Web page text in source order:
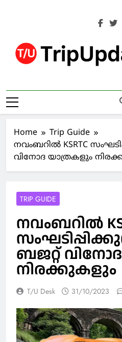
Trip Updates
Home
Trip Guide
നവംബറിൽ KSRTC
വിനോദ യാത്രകളും
TRIP GUIDE
നവംബറിൽ
ബജറ്റ്
നിരക്കുകളും
T/U Desk 31/10/2023